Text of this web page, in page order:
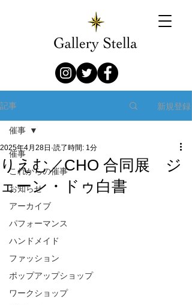
記事 新規登録
催事
これからの催事
お知らせ
アーカイブ
パフォーマンス
ハンドメイド
ファッション
ポップアップショップ
ワークショップ
催事
りえむ／CHO 合同展 ジ
ェーン・ドゥ白書
2025年4月28日 読了時間: 1分